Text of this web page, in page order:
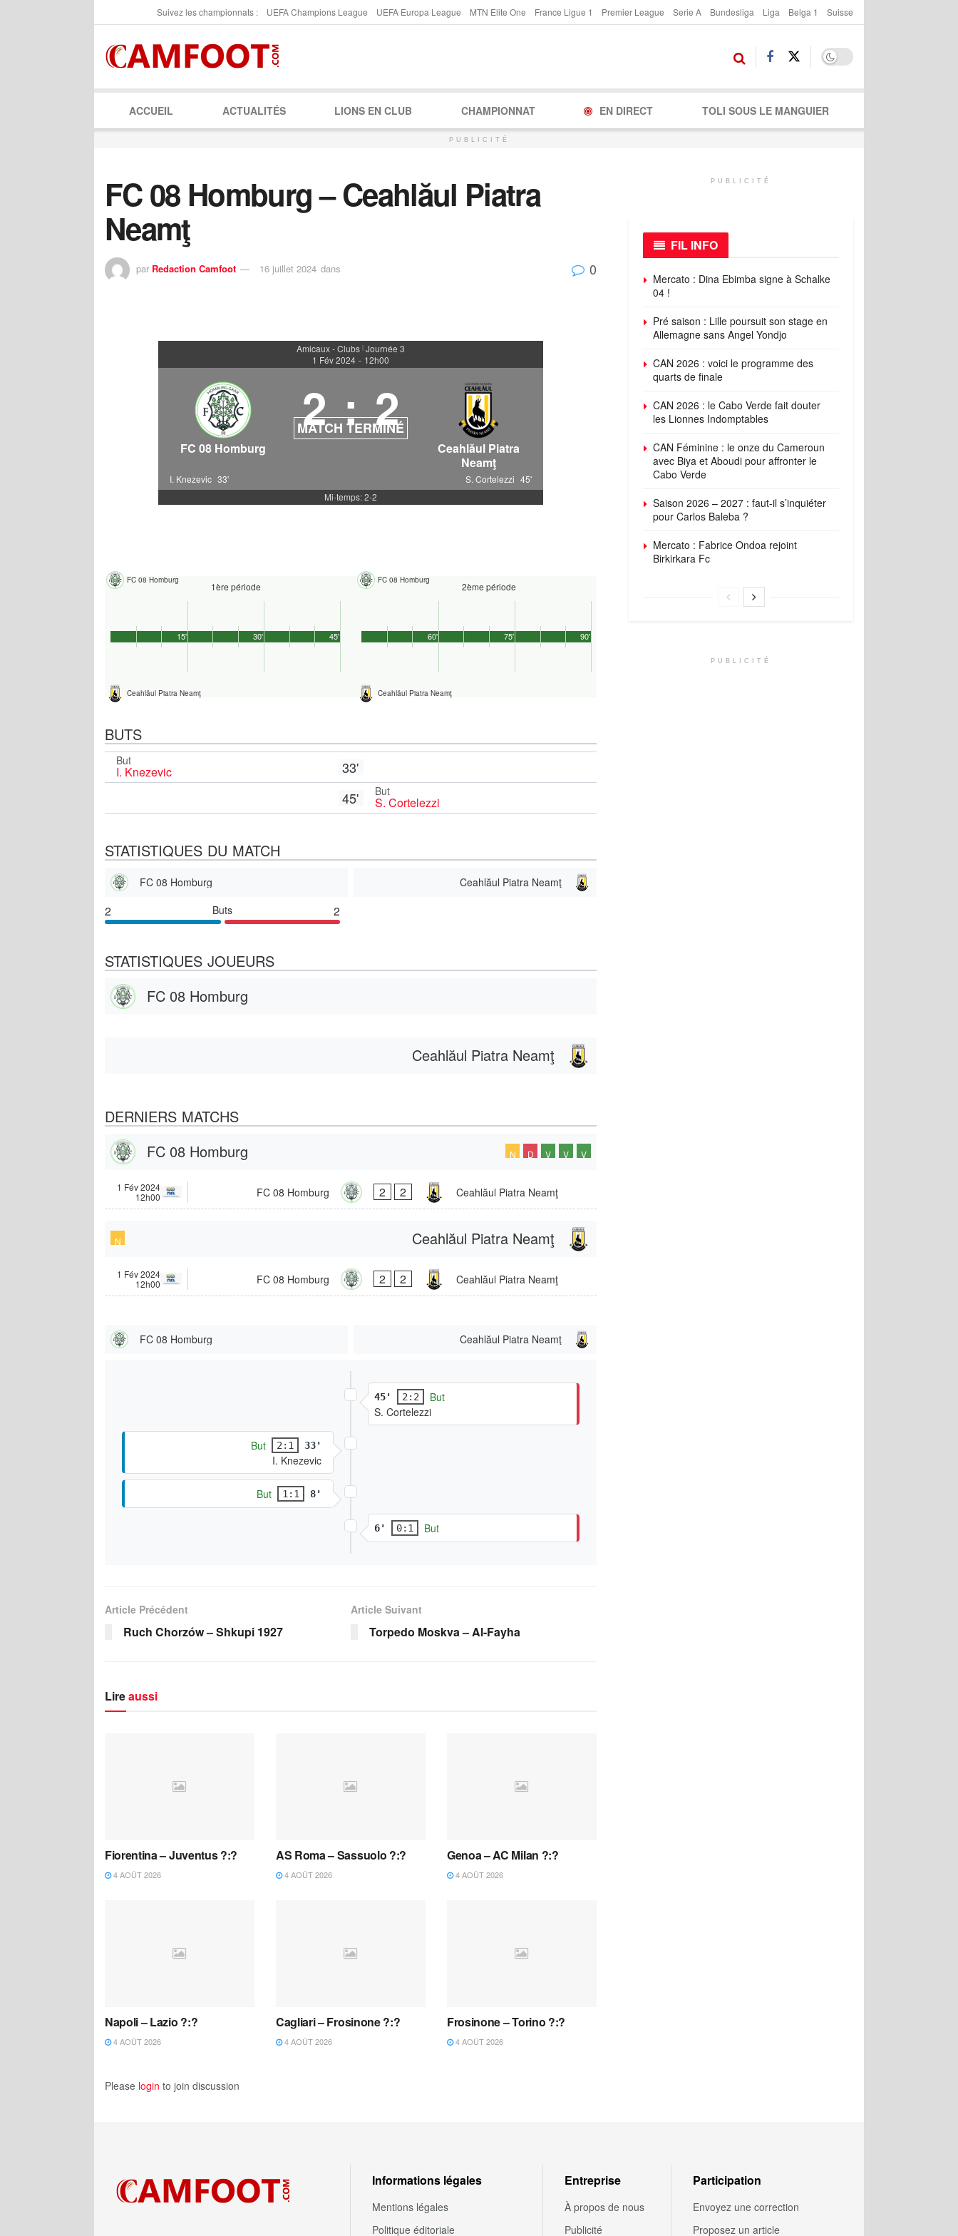
Suivez les championnats : UEFA Champions League UEFA Europa League MTN Elite One France Ligue 1 Premier League Serie A Bundesliga Liga Belga 1 Suisse
ACCUEIL ACTUALITÉS LIONS EN CLUB CHAMPIONNAT EN DIRECT TOLI SOUS LE MANGUIER
PUBLICITÉ
FC 08 Homburg – Ceahlăul Piatra
Neamţ
par Redaction Camfoot 16 juillet 2024 dans 0
Amicaux - Clubs | Journée 3
1 Fév 2024 - 12h00
FC 08 Homburg
2 : 2
MATCH TERMINÉ
Ceahlăul Piatra
Neamţ
I. Knezevic 33' S. Cortelezzi 45'
Mi-temps: 2-2
FC 08 Homburg
1ère période
Ceahlăul Piatra Neamţ
45'
15' 30'
FC 08 Homburg
2ème période
Ceahlăul Piatra Neamţ
90'
60' 75'
BUTS
But
I. Knezevic
33'
45'
But
S. Cortelezzi
STATISTIQUES DU MATCH
FC 08 Homburg Ceahlăul Piatra Neamţ
2 Buts 2
STATISTIQUES JOUEURS
FC 08 Homburg
Ceahlăul Piatra Neamţ
DERNIERS MATCHS
FC 08 Homburg
N D V V V
1 Fév 2024
12h00
FC 08 Homburg 2 2 Ceahlăul Piatra Neamţ
Ceahlăul Piatra Neamţ
N
1 Fév 2024
12h00
FC 08 Homburg 2 2 Ceahlăul Piatra Neamţ
FC 08 Homburg Ceahlăul Piatra Neamţ
45' 2:2
But
S. Cortelezzi
But 2:1 33'
I. Knezevic
But 1:1 8'
6' 0:1 But
Article Précédent
Ruch Chorzów – Shkupi 1927
Article Suivant
Torpedo Moskva – Al-Fayha
Lireaussi
Fiorentina – Juventus ?:?
4 AOÛT 2026
AS Roma – Sassuolo ?:?
4 AOÛT 2026
Genoa – AC Milan ?:?
4 AOÛT 2026
Napoli – Lazio ?:?
4 AOÛT 2026
Cagliari – Frosinone ?:?
4 AOÛT 2026
Frosinone – Torino ?:?
4 AOÛT 2026
Please login to join discussion
PUBLICITÉ
FIL INFO
Mercato : Dina Ebimba signe à Schalke
04 !
Pré saison : Lille poursuit son stage en
Allemagne sans Angel Yondjo
CAN 2026 : voici le programme des
quarts de finale
CAN 2026 : le Cabo Verde fait douter
les Lionnes Indomptables
CAN Féminine : le onze du Cameroun
avec Biya et Aboudi pour affronter le
Cabo Verde
Saison 2026 – 2027 : faut-il s’inquiéter
pour Carlos Baleba ?
Mercato : Fabrice Ondoa rejoint
Birkirkara Fc
PUBLICITÉ
Informations légales
Mentions légales
Politique éditoriale
Entreprise
À propos de nous
Publicité
Participation
Envoyez une correction
Proposez un article